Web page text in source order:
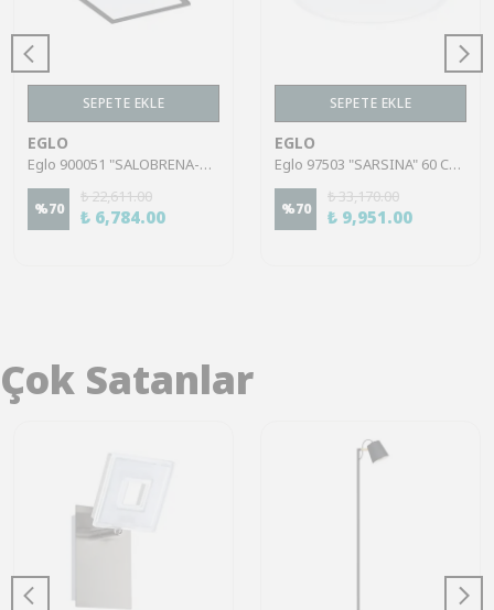
SEPETE EKLE
EGLO
Eglo 900051 "SALOBRENA-Z" 45 Cm Uzunluğunda 45 Cm Genişliğinde Alüminyum Siyah Led Panel
%70
₺ 22,611.00
₺ 6,784.00
SEPETE EKLE
EGLO
Eglo 97503 "SARSINA" 60 Cm Çapında Alüminyum Beyaz Led Panel
%70
₺ 33,170.00
₺ 9,951.00
Çok Satanlar